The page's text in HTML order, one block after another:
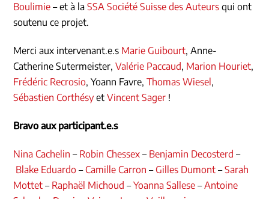
Boulimie – et à laSSA Société Suisse des Auteurs qui ont
soutenu ce projet.
Merci aux intervenant.e.s Marie Guibourt, Anne-
Catherine Sutermeister,Valérie Paccaud, Marion Houriet,
Frédéric Recrosio, Yoann Favre,Thomas Wiesel ,
Sébastien CorthésyetVincent Sager !
Bravo aux participant.e.s
Nina Cachelin – Robin Chessex – Benjamin Decosterd –
Blake Eduardo –Camille Carron –Gilles Dumont –Sarah
Mottet – Raphaël Michoud –Yoanna Sallese –Antoine